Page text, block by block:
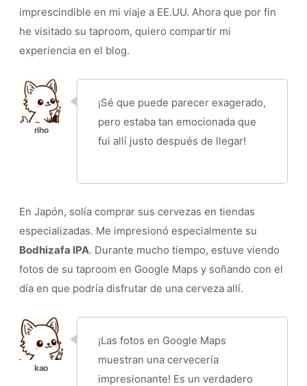
imprescindible en mi viaje a EE.UU. Ahora que por fin
he visitado su taproom, quiero compartir mi
experiencia en el blog.
¡Sé que puede parecer exagerado,
pero estaba tan emocionada que
fui allí justo después de llegar!
En Japón, solía comprar sus cervezas en tiendas
especializadas. Me impresionó especialmente su
Bodhizafa IPA. Durante mucho tiempo, estuve viendo
fotos de su taproom en Google Maps y soñando con el
día en que podría disfrutar de una cerveza allí.
¡Las fotos en Google Maps
muestran una cervecería
impresionante! Es un verdadero